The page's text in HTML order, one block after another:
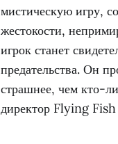
мистическую игру,
жестокости,
игрок станет
предательства. Он
страшнее, чем кто-
директор Flying